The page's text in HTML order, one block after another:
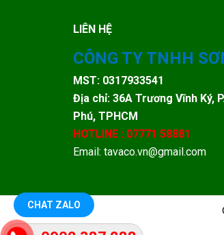
LIÊN HỆ
CÔNG TY TNHH
MST: 0317933541
Địa chỉ: 36A Trương Vĩnh Ký,
Phú, TPHCM
HOTLINE : 07771 58881
Email: tavaco.vn@gmail.com
CHAT ZALO